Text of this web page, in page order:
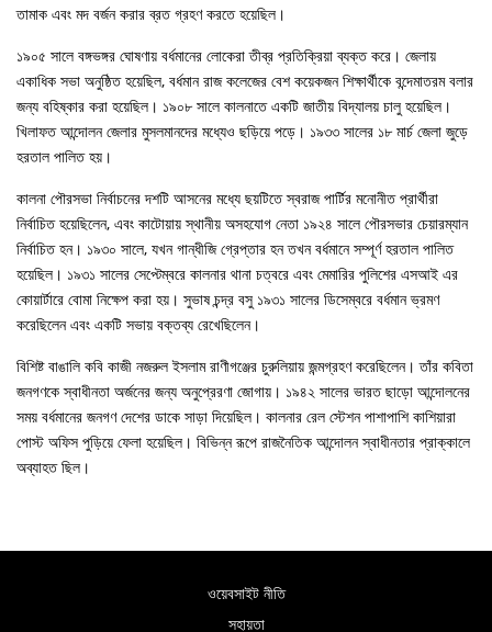
তামাক এবং মদ বর্জন করার ব্রত গ্রহণ করতে হয়েছিল।
১৯০৫ সালে বঙ্গভঙ্গর ঘোষণায় বর্ধমানের লোকেরা তীব্র প্রতিক্রিয়া ব্যক্ত করে। জেলায়
একাধিক সভা অনুষ্ঠিত হয়েছিল, বর্ধমান রাজ কলেজের বেশ কয়েকজন শিক্ষার্থীকে বন্দেমাতরম বলার
জন্য বহিষ্কার করা হয়েছিল। ১৯০৮ সালে কালনাতে একটি জাতীয় বিদ্যালয় চালু হয়েছিল।
খিলাফত আন্দোলন জেলার মুসলমানদের মধ্যেও ছড়িয়ে পড়ে। ১৯৩৩ সালের ১৮ মার্চ জেলা জুড়ে
হরতাল পালিত হয়।
কালনা পৌরসভা নির্বাচনের দশটি আসনের মধ্যে ছয়টিতে স্বরাজ পার্টির মনোনীত প্রার্থীরা
নির্বাচিত হয়েছিলেন, এবং কাটোয়ায় স্থানীয় অসহযোগ নেতা ১৯২৪ সালে পৌরসভার চেয়ারম্যান
নির্বাচিত হন। ১৯৩০ সালে, যখন গান্ধীজি গ্রেপ্তার হন তখন বর্ধমানে সম্পূর্ণ হরতাল পালিত
হয়েছিল। ১৯৩১ সালের সেপ্টেম্বরে কালনার থানা চত্বরে এবং মেমারির পুলিশের এসআই এর
কোয়ার্টারে বোমা নিক্ষেপ করা হয়। সুভাষ চন্দ্র বসু ১৯৩১ সালের ডিসেম্বরে বর্ধমান ভ্রমণ
করেছিলেন এবং একটি সভায় বক্তব্য রেখেছিলেন।
বিশিষ্ট বাঙালি কবি কাজী নজরুল ইসলাম রাণীগঞ্জের চুরুলিয়ায় জন্মগ্রহণ করেছিলেন। তাঁর কবিতা
জনগণকে স্বাধীনতা অর্জনের জন্য অনুপ্রেরণা জোগায়। ১৯৪২ সালের ভারত ছাড়ো আন্দোলনের
সময় বর্ধমানের জনগণ দেশের ডাকে সাড়া দিয়েছিল। কালনার রেল স্টেশন পাশাপাশি কাশিয়ারা
পোস্ট অফিস পুড়িয়ে ফেলা হয়েছিল। বিভিন্ন রূপে রাজনৈতিক আন্দোলন স্বাধীনতার প্রাক্কালে
অব্যাহত ছিল।
ওয়েবসাইট নীতি
সহায়তা